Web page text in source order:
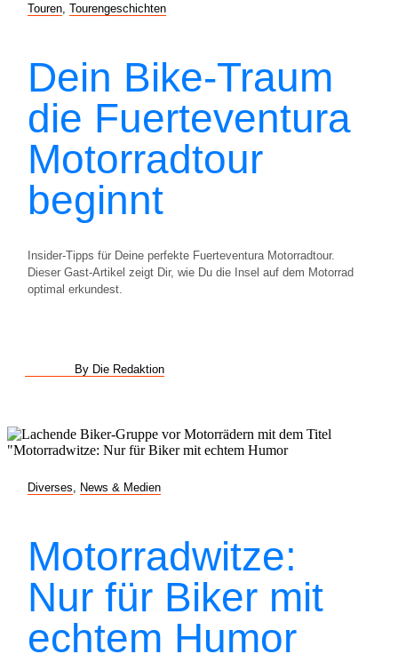
Touren Tourengeschichten
Dein Bike-Traum
die Fuerteventura
Motorradtour
beginnt
Insider-Tipps für Deine perfekte Fuerteventura Motorradtour.
Dieser Gast-Artikel zeigt Dir, wie Du die Insel auf dem Motorrad
optimal erkundest.
By Die Redaktion
Diverses News & Medien
Motorradwitze:
Nur für Biker mit
echtem Humor